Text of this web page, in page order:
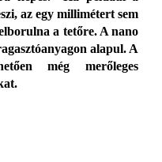
az egy millimétert sem
a tetőre. A nano
alapul. A
még merőleges